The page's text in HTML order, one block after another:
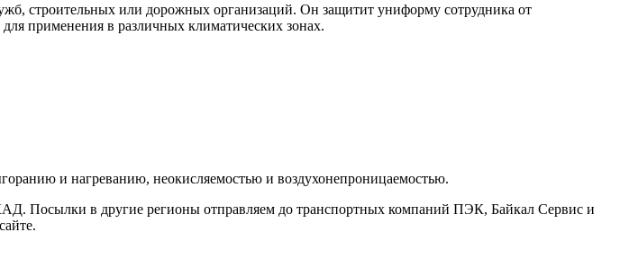
строительных или дорожных организаций. Он защитит униформу сотрудника от
применения в различных климатических зонах.
и нагреванию, неокисляемостью и воздухонепроницаемостью.
Посылки в другие регионы отправляем до транспортных компаний ПЭК, Байкал Сервис и